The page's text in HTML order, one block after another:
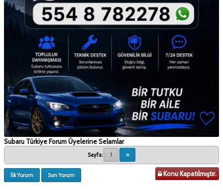
Subaru Türkiye Forum Üyelerine Selamlar
Sayfa: 1 »
İlk Yorum Son Yorum Konu Kapatılmıştır.